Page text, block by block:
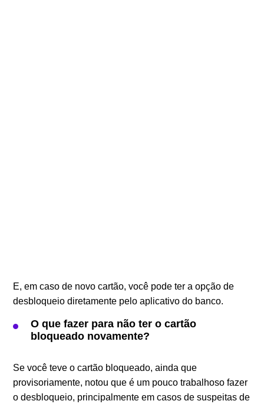
E, em caso de novo cartão, você pode ter a opção de
desbloqueio diretamente pelo aplicativo do banco.
O que fazer para não ter o cartão
bloqueado novamente?
Se você teve o cartão bloqueado, ainda que
provisoriamente, notou que é um pouco trabalhoso fazer
o desbloqueio, principalmente em casos de suspeitas de